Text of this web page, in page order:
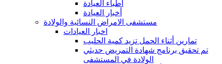
أطباء العيادة
أخبار العيادة
مستشفى الامراض النسائية والولادة
اخبار العيادات
تمارين أثناء الحمل تزيد كمية الحليب
تم تحقيق برنامج شهادة التمريض حديثي
الولادة في المستشفى